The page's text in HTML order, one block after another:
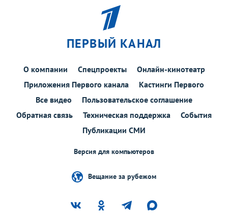
ПЕРВЫЙ КАНАЛ
О компании Спецпроекты
Онлайн-кинотеатр
Приложения Первого канала
Кастинги Первого
Все видео
Пользовательское соглашение
Обратная связь
Техническая поддержка
События
Публикации СМИ
Версия для компьютеров
Вещание за рубежом